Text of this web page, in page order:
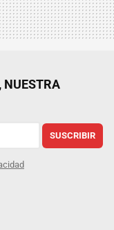
SUSCRIBIR